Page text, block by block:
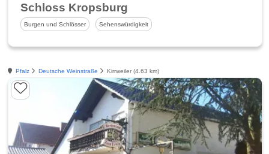
Schloss Kropsburg
Burgen und Schlösser Sehenswürdigkeit
Pfalz Deutsche Weinstraße Kirrweiler (4.63 km)